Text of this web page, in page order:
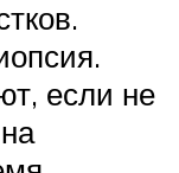
если не